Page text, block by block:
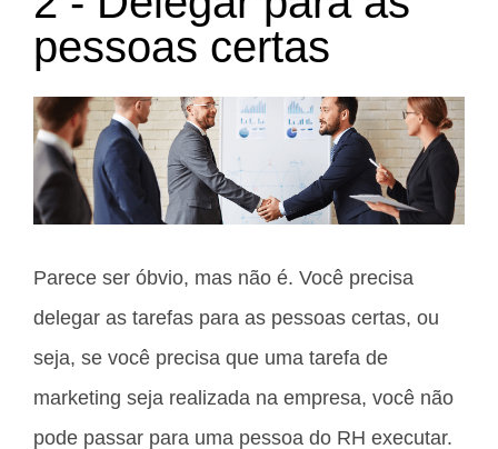
pessoas certas
Parece ser óbvio, mas não é. Você precisa
delegar as tarefas para as pessoas certas, ou
seja, se você precisa que uma tarefa de
marketing seja realizada na empresa, você não
pode passar para uma pessoa do RH executar.